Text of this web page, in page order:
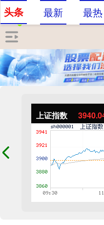
上证指数
头条 最新 最热